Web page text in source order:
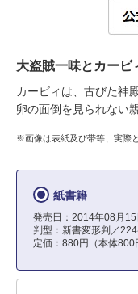
大盗賊一味とカービ
カービィは、古びた神
卵の面倒を見られない
※画像は表紙及び帯等、実際
紙書籍
発売日：2014年08月15
判型：新書変形判／
定価：880円（本体800